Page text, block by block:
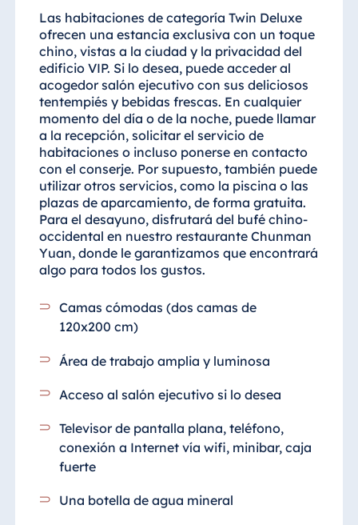
Las habitaciones de categoría Twin Deluxe
ofrecen una estancia exclusiva con un toque
chino, vistas a la ciudad y la privacidad del
edificio VIP. Si lo desea, puede acceder al
acogedor salón ejecutivo con sus deliciosos
tentempiés y bebidas frescas. En cualquier
momento del día o de la noche, puede llamar
a la recepción, solicitar el servicio de
habitaciones o incluso ponerse en contacto
con el conserje. Por supuesto, también puede
utilizar otros servicios, como la piscina o las
plazas de aparcamiento, de forma gratuita.
Para el desayuno, disfrutará del bufé chino-
occidental en nuestro restaurante Chunman
Yuan, donde le garantizamos que encontrará
algo para todos los gustos.
Camas cómodas (dos camas de
120x200 cm)
Área de trabajo amplia y luminosa
Acceso al salón ejecutivo si lo desea
Televisor de pantalla plana, teléfono,
conexión a Internet vía wifi, minibar, caja
fuerte
Una botella de agua mineral